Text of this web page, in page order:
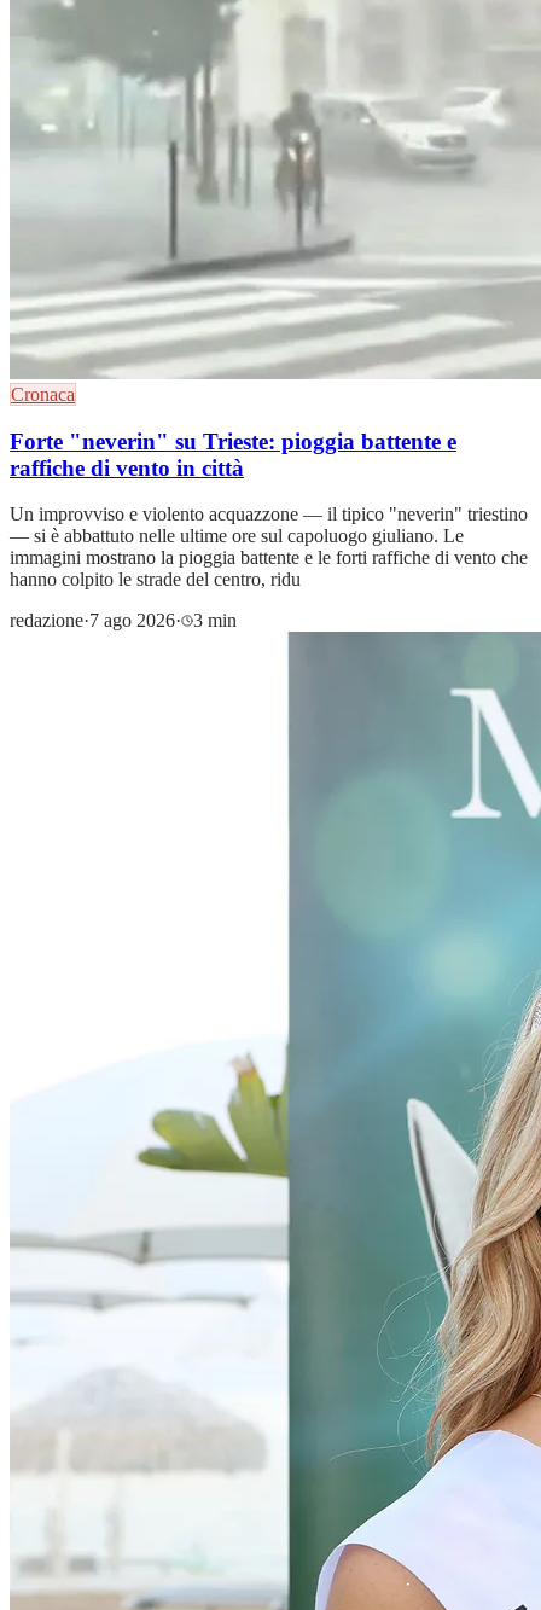
Cronaca
Forte "neverin" su Trieste: pioggia battente e
raffiche di vento in città
Un improvviso e violento acquazzone — il tipico "neverin" triestino
— si è abbattuto nelle ultime ore sul capoluogo giuliano. Le
immagini mostrano la pioggia battente e le forti raffiche di vento che
hanno colpito le strade del centro, ridu
redazione·7 ago 2026· 3 min